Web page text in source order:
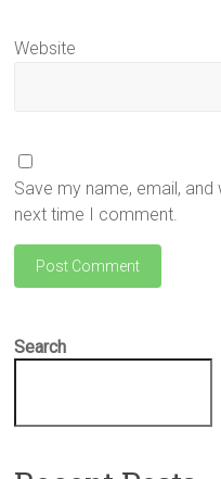
Website
Save my name, email,
next time I comment.
Search